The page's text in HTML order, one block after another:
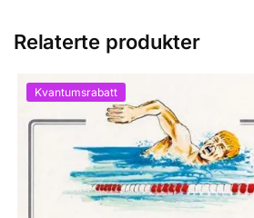
Relaterte produkter
Kvantumsrabatt